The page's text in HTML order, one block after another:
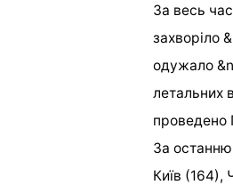
За весь час
захворіло
одужало
летальних
проведено
За останню
Київ (164),